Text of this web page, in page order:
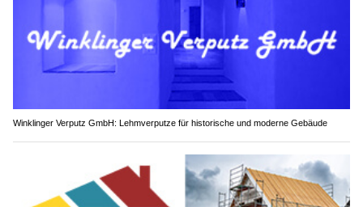
Winklinger Verputz GmbH: Lehmverputze für historische und moderne Gebäude